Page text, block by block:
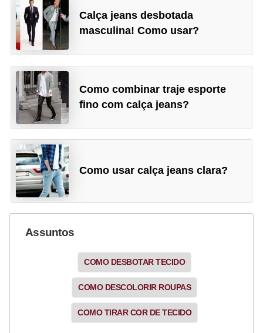
Calça jeans desbotada
masculina! Como usar?
Como combinar traje esporte
fino com calça jeans?
Como usar calça jeans clara?
Assuntos
COMO DESBOTAR TECIDO
COMO DESCOLORIR ROUPAS
COMO TIRAR COR DE TECIDO